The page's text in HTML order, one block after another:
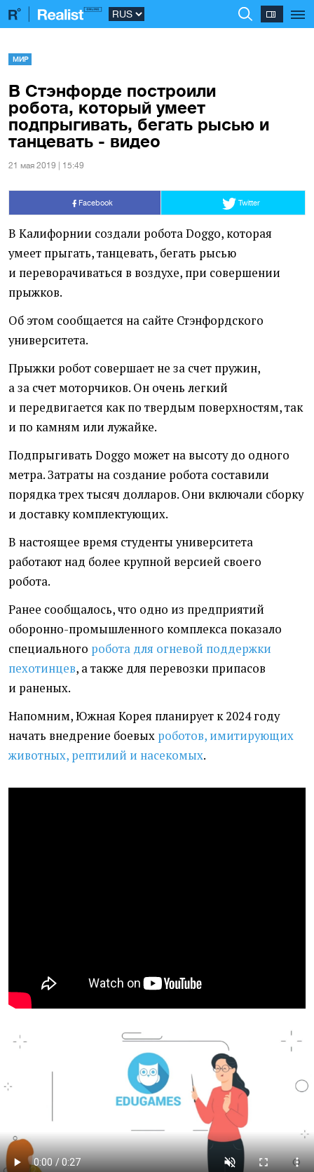
МИР
В Стэнфорде построили
робота, который умеет
подпрыгивать, бегать рысью и
танцевать - видео
21 мая 2019 | 15:49
Facebook Twitter
В Калифорнии создали робота Doggo, которая
умеет прыгать, танцевать, бегать рысью
и переворачиваться в воздухе, при совершении
прыжков.
Об этом сообщается на сайте Стэнфордского
университета.
Прыжки робот совершает не за счет пружин,
а за счет моторчиков. Он очень легкий
и передвигается как по твердым поверхностям, так
и по камням или лужайке.
Подпрыгивать Doggo может на высоту до одного
метра. Затраты на создание робота составили
порядка трех тысяч долларов. Они включали сборку
и доставку комплектующих.
В настоящее время студенты университета
работают над более крупной версией своего
робота.
Ранее сообщалось, что одно из предприятий
оборонно-промышленного комплекса показало
специального робота для огневой поддержки
пехотинцев, а также для перевозки припасов
и раненых.
Напомним, Южная Корея планирует к 2024 году
начать внедрение боевых роботов, имитирующих
животных, рептилий и насекомых.